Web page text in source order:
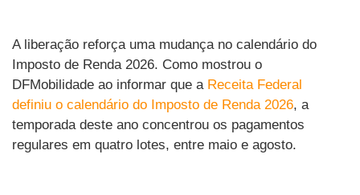
A liberação reforça uma mudança no calendário do
Imposto de Renda 2026. Como mostrou o
DFMobilidade ao informar que a Receita Federal
definiu o calendário do Imposto de Renda 2026, a
temporada deste ano concentrou os pagamentos
regulares em quatro lotes, entre maio e agosto.